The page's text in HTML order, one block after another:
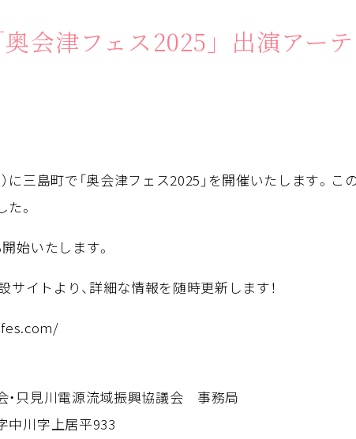
奥会津フェス2025」出演アー
に三島町で「奥会津フェス2025」を開催いたします。こ
。
始いたします。
イトより、詳細な情報を随時更新します！
・只見川電源流域振興協議会 事務局
中川字上居平933